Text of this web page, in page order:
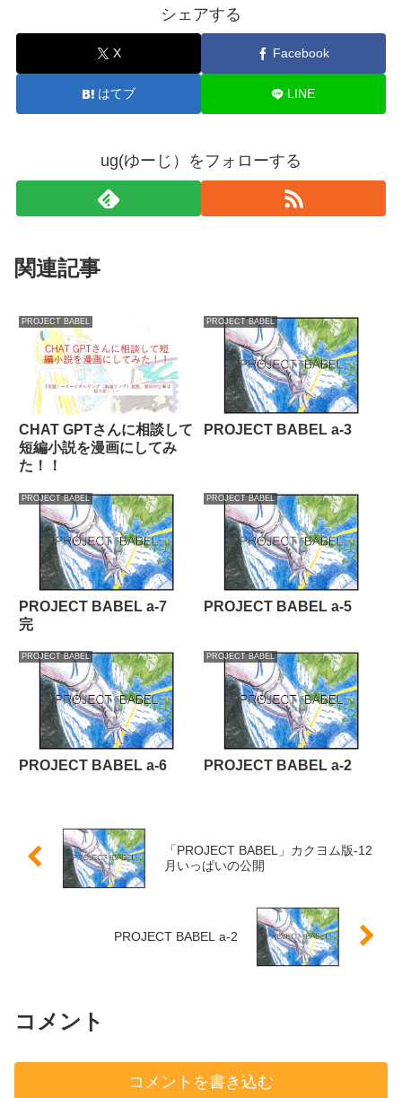
シェアする
X Facebook
はてブ LINE
ug(ゆーじ）をフォローする
関連記事
PROJECT BABEL
CHAT GPTさんに相談して
短編小説を漫画にしてみ
た！！
PROJECT BABEL
PROJECT BABEL a-3
PROJECT BABEL
PROJECT BABEL a-7
完
PROJECT BABEL
PROJECT BABEL a-5
PROJECT BABEL
PROJECT BABEL a-6
PROJECT BABEL
PROJECT BABEL a-2
「PROJECT BABEL」カクヨム版-12
月いっぱいの公開
PROJECT BABEL a-2
コメント
コメントを書き込む